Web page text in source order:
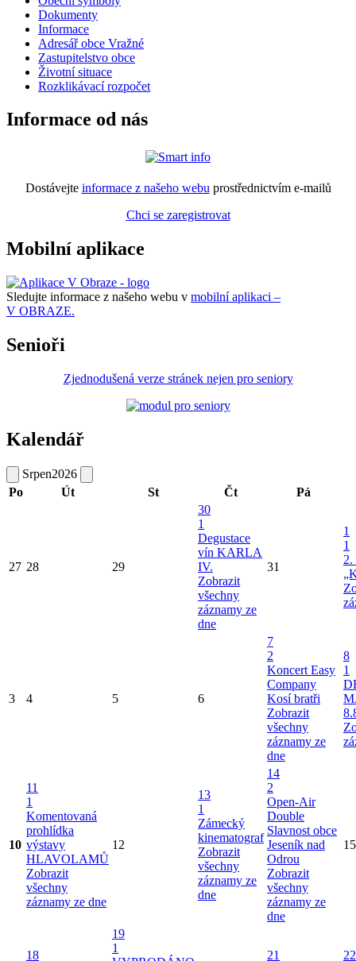
Dokumenty
Informace
Adresář obce Vražné
Zastupitelstvo obce
Životní situace
Rozklikávací rozpočet
Informace od nás
Dostávejte informace z našeho webu prostřednictvím e-mailů
Chci se zaregistrovat
Mobilní aplikace
Sledujte informace z našeho webu v mobilní aplikaci –
V OBRAZE.
Senioři
Zjednodušená verze stránek nejen pro seniory
Kalendář
Srpen2026
Po
Út St Čt Pá
27 28 29
30
1
Degustace
vín KARLA
IV.
Zobrazit
všechny
záznamy ze
dne
31
1
1
2.
3 4 5 6
7
2
Koncert Easy
Company
Kosí bratři
Zobrazit
všechny
záznamy ze
dne
8
1
10
11
1
Komentovaná
prohlídka
výstavy
HLAVOLAMŮ
Zobrazit
všechny
záznamy ze dne
12
13
1
Zámecký
kinematograf
Zobrazit
všechny
záznamy ze
dne
14
2
Open-Air
Double
Slavnost obce
Jeseník nad
Odrou
Zobrazit
všechny
záznamy ze
dne
15
18
19
1
21 22